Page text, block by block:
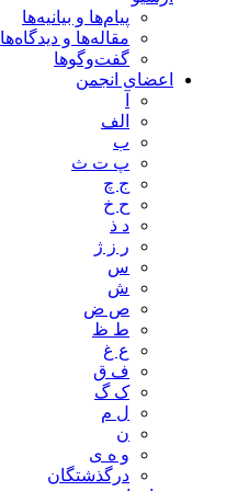
پیام‌ها و بیانیه‌ها
مقاله‌ها و دیدگاه‌ها
گفت‌وگوها
اعضای انجمن
الف
ب
پ ت ث
ج چ
ح خ
د ذ
ر ز ژ
س
ش
ص ض
ط ظ
ع غ
ف ق
ک گ
ل م
ن
و ه ی
درگذشتگان